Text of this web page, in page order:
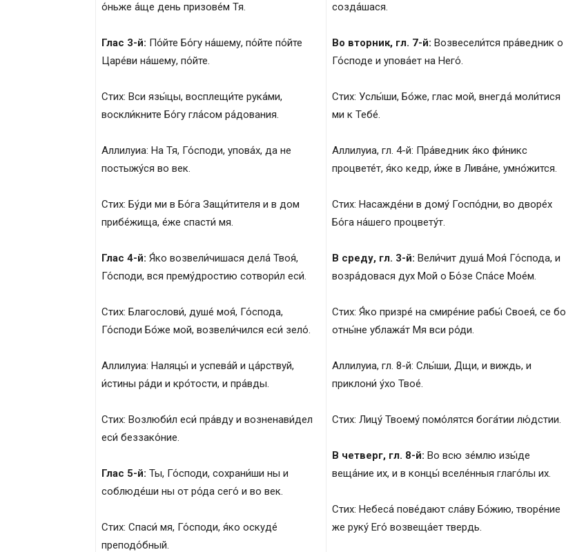
о́ньже а́ще день призове́м Тя.
Глас 3-й: По́йте Бо́гу на́шему, по́йте по́йте
Царе́ви на́шему, по́йте.
Стих: Вси язы́цы, восплещи́те рука́ми,
воскли́кните Бо́гу гла́сом ра́дования.
Аллилуиа: На Тя, Го́споди, упова́х, да не
постыжу́ся во век.
Стих: Бу́ди ми в Бо́га Защи́тителя и в дом
прибе́жища, е́же спасти́ мя.
Глас 4-й: Я́ко возвели́чишася дела́ Твоя́,
Го́споди, вся прему́дростию сотвори́л еси́.
Стих: Благослови́, душе́ моя́, Го́спода,
Го́споди Бо́же мой, возвели́чился еси́ зело́.
Аллилуиа: Наляцы́ и успева́й и ца́рствуй,
и́стины ра́ди и кро́тости, и пра́вды.
Стих: Возлюби́л еси́ пра́вду и возненави́дел
еси́ беззако́ние.
Глас 5-й: Ты, Го́споди, сохрани́ши ны и
соблюде́ши ны от ро́да сего́ и во век.
Стих: Спаси́ мя, Го́споди, я́ко оскуде́
преподо́бный.
созда́шася.
Во вторник, гл. 7-й: Возвесели́тся пра́ведник о
Го́споде и упова́ет на Него́.
Стих: Услы́ши, Бо́же, глас мой, внегда́ моли́тися
ми к Тебе́.
Аллилуиа, гл. 4-й: Пра́ведник я́ко фи́никс
процвете́т, я́ко кедр, и́же в Лива́не, умно́жится.
Стих: Насажде́ни в дому́ Госпо́дни, во дворе́х
Бо́га на́шего процвету́т.
В среду, гл. 3-й: Вели́чит душа́ Моя́ Го́спода, и
возра́довася дух Мой о Бо́зе Спа́се Мое́м.
Стих: Я́ко призре́ на смире́ние рабы́ Своея́, се бо
отны́не ублажа́т Мя вси ро́ди.
Аллилуиа, гл. 8-й: Слы́ши, Дщи, и виждь, и
приклони́ у́хо Твое́.
Стих: Лицу́ Твоему́ помо́лятся бога́тии лю́дстии.
В четверг, гл. 8-й: Во всю зе́млю изы́де
веща́ние их, и в концы́ вселе́нныя глаго́лы их.
Стих: Небеса́ пове́дают сла́ву Бо́жию, творе́ние
же руку́ Его́ возвеща́ет твердь.